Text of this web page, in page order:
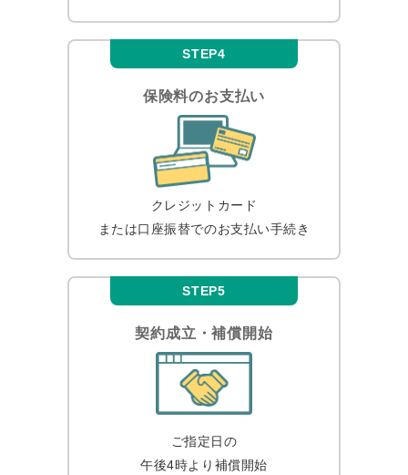
STEP4
保険料のお支払い
クレジットカード
または口座振替でのお支払い手続き
STEP5
契約成立・補償開始
ご指定日の
午後4時より補償開始